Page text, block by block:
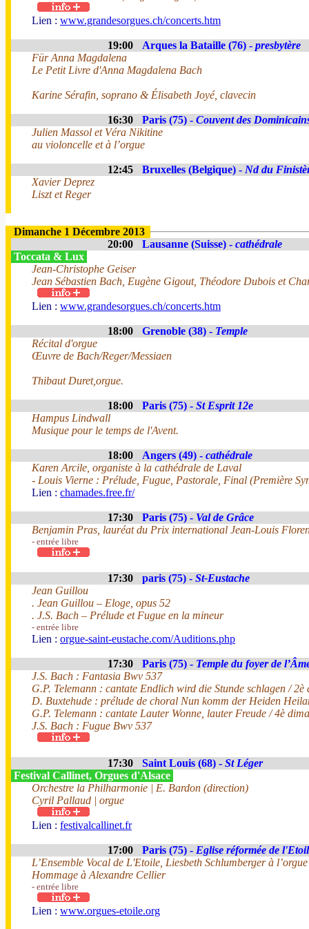
Lien : www.grandesorgues.ch/concerts.htm
19:00 Arques la Bataille (76) - presbytère
Für Anna Magdalena
Le Petit Livre d'Anna Magdalena Bach
Karine Sérafin, soprano & Élisabeth Joyé, clavecin
16:30 Paris (75) - Couvent des
Julien Massol et Véra Nikitine
au violoncelle et à l’orgue
12:45 Bruxelles (Belgique) - Nd du
Xavier Deprez
Liszt et Reger
Dimanche 1 Décembre 2013
20:00
Lausanne (Suisse) - cathédrale
Toccata & Lux
Jean-Christophe Geiser
Jean Sébastien Bach, Eugène Gigout, Théodore Dubois et
Lien : www.grandesorgues.ch/concerts.htm
18:00 Grenoble (38) - Temple
Récital d'orgue
Œuvre de Bach/Reger/Messiaen
Thibaut Duret,orgue.
18:00 Paris (75) - St Esprit 12e
Hampus Lindwall
Musique pour le temps de l'Avent.
18:00 Angers (49) - cathédrale
Karen Arcile, organiste à la cathédrale de Laval
- Louis Vierne : Prélude, Fugue, Pastorale, Final (Première
Lien : chamades.free.fr/
17:30 Paris (75) - Val de Grâce
Benjamin Pras, lauréat du Prix international Jean-Louis
- entrée libre
17:30 paris (75) - St-Eustache
Jean Guillou
. Jean Guillou – Eloge, opus 52
. J.S. Bach – Prélude et Fugue en la mineur
- entrée libre
Lien : orgue-saint-eustache.com/Auditions.php
17:30 Paris (75) - Temple du foyer de
J.S. Bach : Fantasia Bwv 537
G.P. Telemann : cantate Endlich wird die Stunde schlagen / 2è
D. Buxtehude : prélude de choral Nun komm der Heiden
G.P. Telemann : cantate Lauter Wonne, lauter Freude / 4è
J.S. Bach : Fugue Bwv 537
17:30 Saint Louis (68) - St Léger
Festival Callinet, Orgues d'Alsace
Orchestre la Philharmonie | E. Bardon (direction)
Cyril Pallaud | orgue
Lien : festivalcallinet.fr
17:00 Paris (75) - Eglise réformée de
L’Ensemble Vocal de L'Etoile, Liesbeth Schlumberger à
Hommage à Alexandre Cellier
- entrée libre
Lien : www.orgues-etoile.org